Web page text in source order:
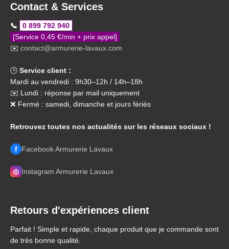
Contact & Services
📞
0 899 792 940
[Service 0,45 €/min + prix appel]
✉️ contact@armurerie-lavaux.com
🕒 Service client :
Mardi au vendredi : 9h30–12h / 14h–18h
✉️ Lundi : réponse par mail uniquement
❌ Fermé : samedi, dimanche et jours fériés
Retrouvez toutes nos actualités sur les réseaux sociaux !
f Facebook Armurerie Lavaux
◎ Instagram Armurerie Lavaux
Retours d'expériences client
Parfait ! Simple et rapide, chaque produit que je commande sont
de très bonne qualité.